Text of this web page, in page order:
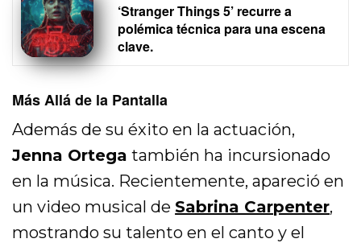
‘Stranger Things 5’ recurre a
polémica técnica para una escena
clave.
Más Allá de la Pantalla
Además de su éxito en la actuación,
Jenna Ortega también ha incursionado
en la música. Recientemente, apareció en
un video musical deSabrina Carpenter,
mostrando su talento en el canto y el